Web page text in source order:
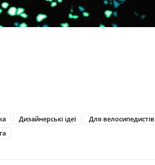
Дизайнерські ідеї Для велосипедистів